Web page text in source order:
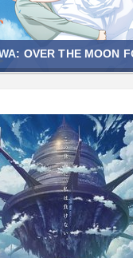
OVER THE MOON